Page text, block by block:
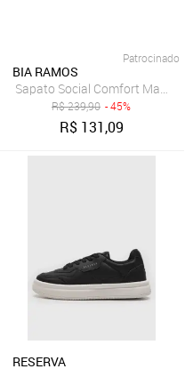
Crepe Premium
Patrocinado
BIA RAMOS
Sapato Social Comfort
R$239,90 - 45%
R$ 131,09
RESERVA